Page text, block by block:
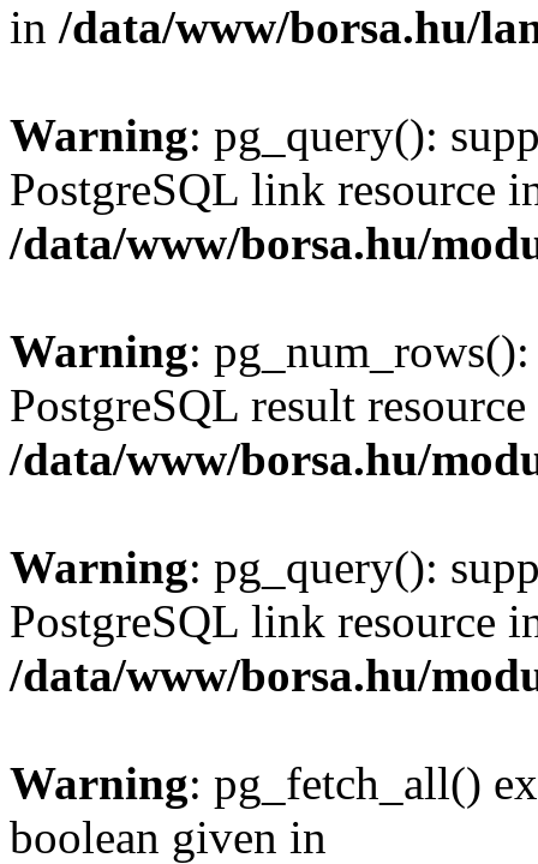
in /data/www/borsa.hu/
Warning: pg_query():
PostgreSQL link resource
/data/www/borsa.hu/
Warning:
PostgreSQL result
/data/www/borsa.hu/
Warning: pg_query():
PostgreSQL link resource
/data/www/borsa.hu/
Warning: pg_fetch_all()
boolean given in